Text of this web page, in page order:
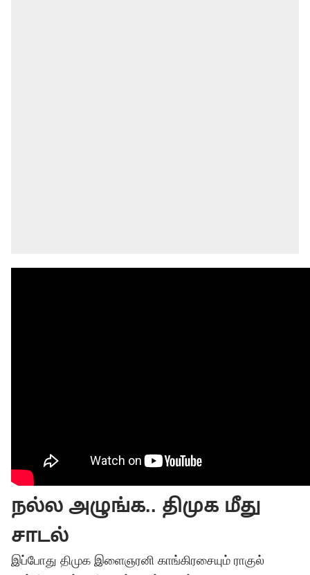
நல்ல அழுங்க.. திமுக மீது
சாடல்
இப்போது திமுக இளைஞரனி காங்கிரசையும் ராகுல்